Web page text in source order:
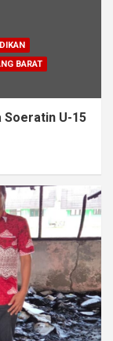
BARAT
Soeratin U-15